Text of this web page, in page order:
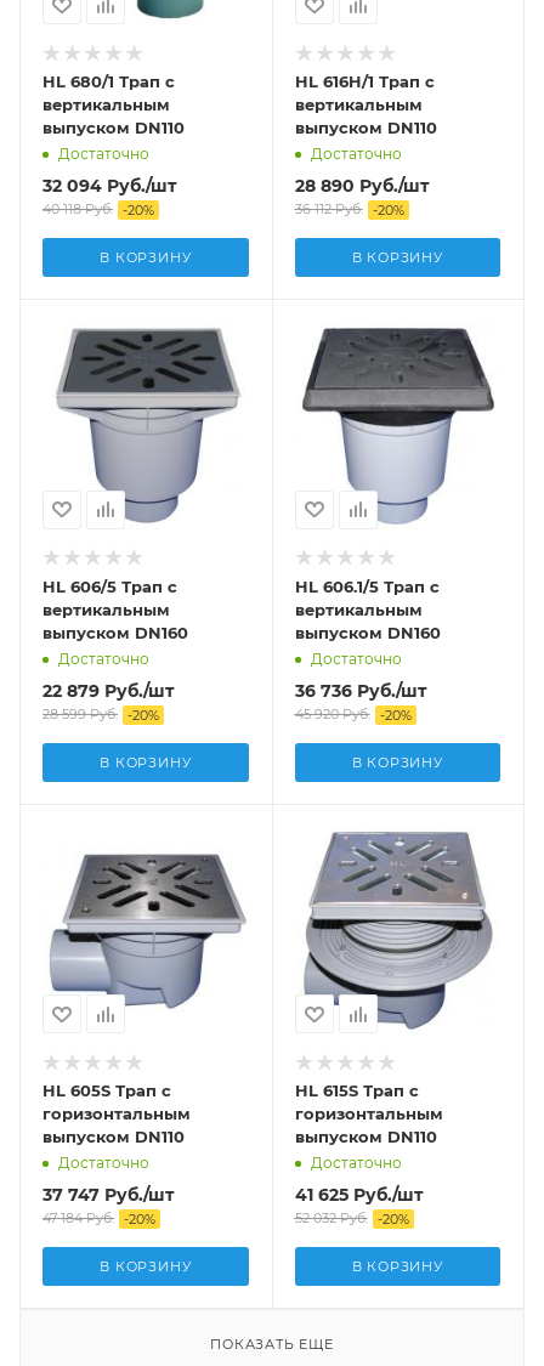
HL 680/1 Трап с
вертикальным
выпуском DN110
Достаточно
32 094 Руб./шт
40 118Руб. -20%
В КОРЗИНУ
HL 616H/1 Трап с
вертикальным
выпуском DN110
Достаточно
28 890 Руб./шт
36 112Руб. -20%
В КОРЗИНУ
HL 606/5 Трап с
вертикальным
выпуском DN160
Достаточно
22 879 Руб./шт
28 599Руб. -20%
В КОРЗИНУ
HL 606.1/5 Трап с
вертикальным
выпуском DN160
Достаточно
36 736Руб./шт
45 920Руб. -20%
В КОРЗИНУ
HL 605S Трап с
горизонтальным
выпуском DN110
Достаточно
37 747 Руб./шт
47 184Руб. -20%
В КОРЗИНУ
HL 615S Трап с
горизонтальным
выпуском DN110
Достаточно
41 625Руб./шт
52 032Руб. -20%
В КОРЗИНУ
ПОКАЗАТЬ ЕЩЕ